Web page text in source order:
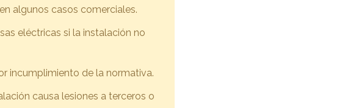
en algunos casos comerciales.
eléctricas si la instalación no
incumplimiento de la normativa.
causa lesiones a terceros o